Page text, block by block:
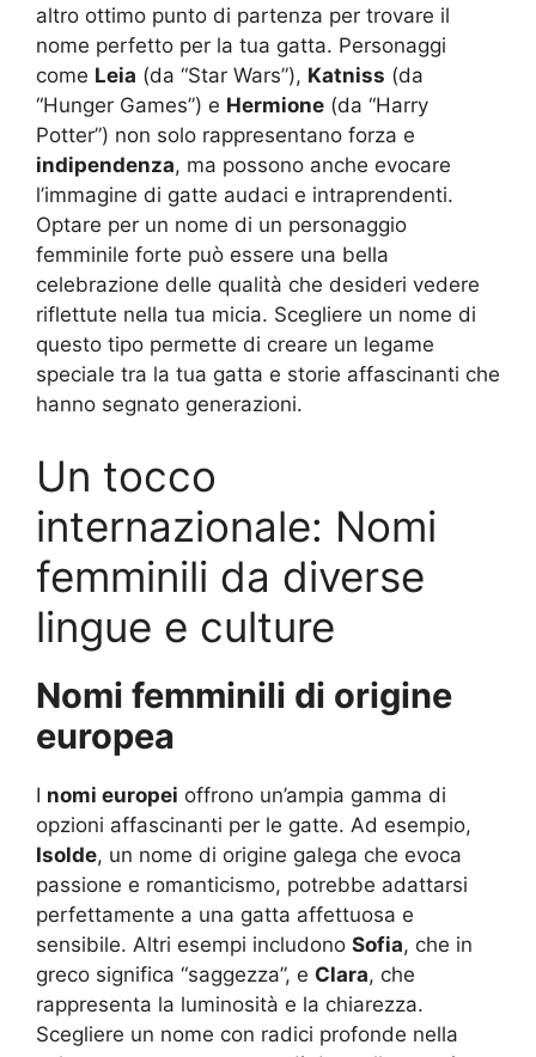
altro ottimo punto di partenza per trovare il
nome perfetto per la tua gatta. Personaggi
come Leia (da “Star Wars”), Katniss (da
“Hunger Games”) e Hermione (da “Harry
Potter”) non solo rappresentano forza e
indipendenza, ma possono anche evocare
l’immagine di gatte audaci e intraprendenti.
Optare per un nome di un personaggio
femminile forte può essere una bella
celebrazione delle qualità che desideri vedere
riflettute nella tua micia. Scegliere un nome di
questo tipo permette di creare un legame
speciale tra la tua gatta e storie affascinanti che
hanno segnato generazioni.
Un tocco
internazionale: Nomi
femminili da diverse
lingue e culture
Nomi femminili di origine
europea
I nomi europei offrono un’ampia gamma di
opzioni affascinanti per le gatte. Ad esempio,
Isolde, un nome di origine galega che evoca
passione e romanticismo, potrebbe adattarsi
perfettamente a una gatta affettuosa e
sensibile. Altri esempi includono Sofia, che in
greco significa “saggezza”, e Clara, che
rappresenta la luminosità e la chiarezza.
Scegliere un nome con radici profonde nella